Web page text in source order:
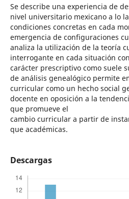
Se describe una experiencia de
nivel universitario mexicano a lo
condiciones concretas en cada
emergencia de configuraciones
analiza la utilización de la teoría
interrogante en cada situación
carácter prescriptivo como suele
de análisis genealógico permite
curricular como un hecho social
docente en oposición a la
que promueve el
cambio curricular a partir de
que académicas.
Descargas